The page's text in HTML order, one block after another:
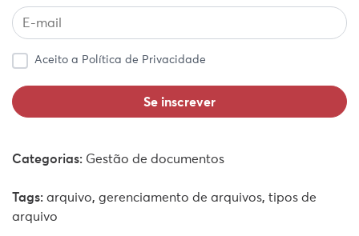
responsável por armazenar os documentos.
Descubra quais são os tipos de arquivo no artigo!
Aceito a Política de Privacidade
Categorias: Gestão de documentos
Tags: arquivo, gerenciamento de arquivos, tipos de
arquivo